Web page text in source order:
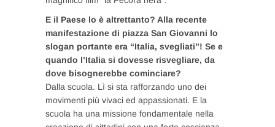
E il Paese lo è altrettanto? Alla recente
manifestazione di piazza San Giovanni lo
slogan portante era “Italia, svegliati”! Se e
quando l’Italia si dovesse risvegliare, da
dove bisognerebbe cominciare?
Dalla scuola. Lì si sta rafforzando uno dei
movimenti più vivaci ed appassionati. E la
scuola ha una missione fondamentale nella